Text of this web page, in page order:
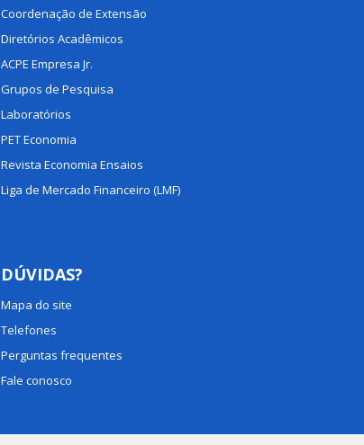
Coordenação de Extensão
Diretórios Acadêmicos
ACPE Empresa Jr.
Grupos de Pesquisa
Laboratórios
PET Economia
Revista Economia Ensaios
Liga de Mercado Financeiro (LMF)
DÚVIDAS?
Mapa do site
Telefones
Perguntas frequentes
Fale conosco